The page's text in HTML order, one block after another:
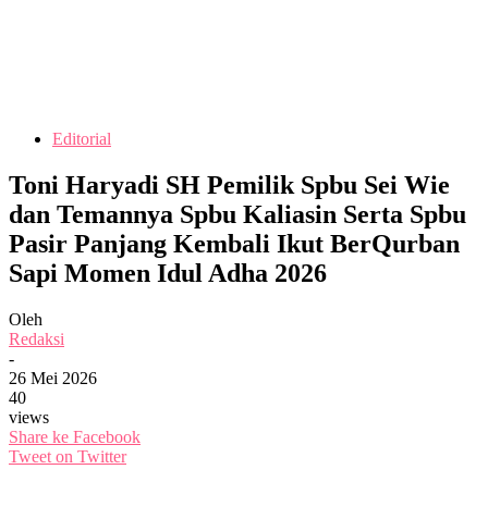
Editorial
Toni Haryadi SH Pemilik Spbu Sei Wie
dan Temannya Spbu Kaliasin Serta Spbu
Pasir Panjang Kembali Ikut BerQurban
Sapi Momen Idul Adha 2026
Oleh
Redaksi
-
26 Mei 2026
40
views
Share ke Facebook
Tweet on Twitter